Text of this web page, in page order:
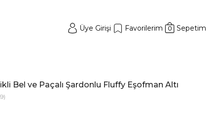
Üye Girişi Favorilerim Sepetim
0
Bel ve Paçalı Şardonlu Fluffy Eşofman Altı